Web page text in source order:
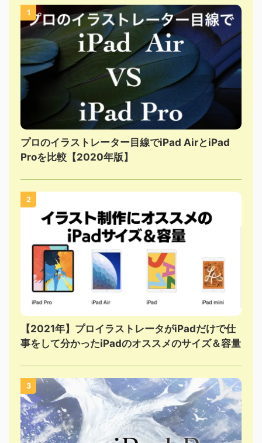
1
プロのイラストレーター目線でiPad AirとiPad
Proを比較【2020年版】
2
【2021年】プロイラストレータがiPadだけで仕
事をして分かったiPadのオススメのサイズ＆容量
3